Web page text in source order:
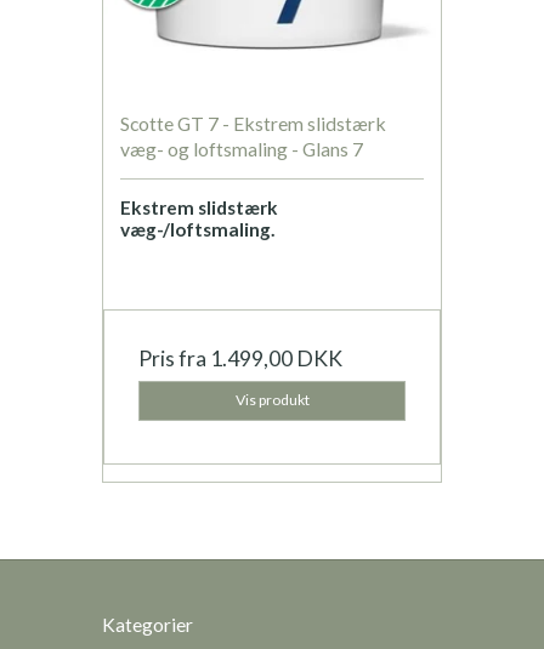
Scotte GT 7 - Ekstrem slidstærk
væg- og loftsmaling - Glans 7
Ekstrem slidstærk
væg-/loftsmaling.
Pris fra 1.499,00 DKK
Vis produkt
Kategorier